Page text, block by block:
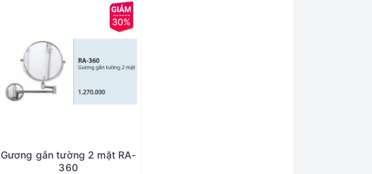
30%
Gương gắn tường 2 mặt RA-
360